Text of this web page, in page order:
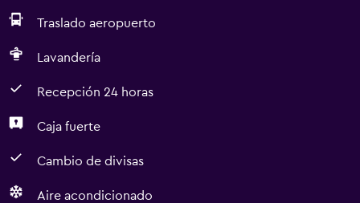
Traslado aeropuerto
Lavandería
Recepción 24 horas
Caja fuerte
Cambio de divisas
Aire acondicionado